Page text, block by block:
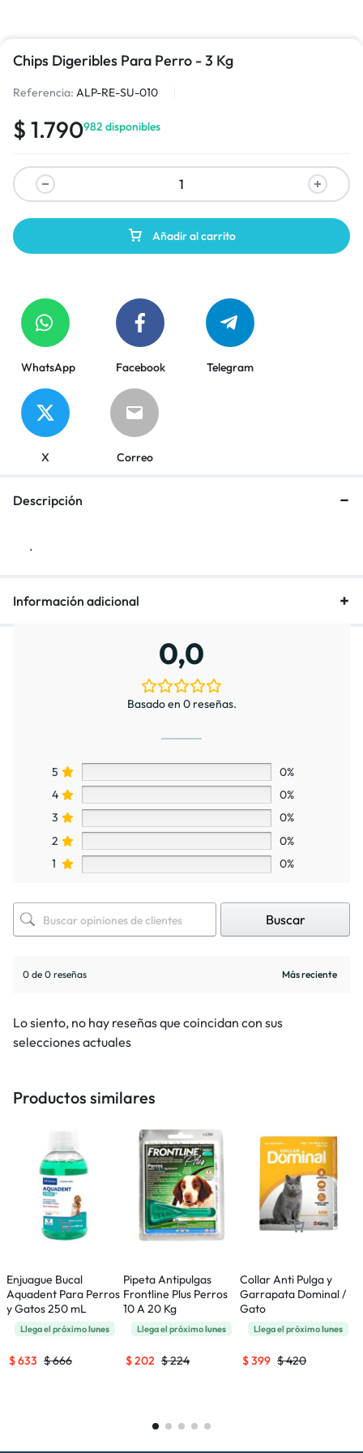
Chips Digeribles Para Perro - 3 Kg
Referencia: ALP-RE-SU-010
$ 1.790982 disponibles
Añadir al carrito
WhatsApp Facebook Telegram
X Correo
Descripción
.
Información adicional
0,0
Basado en 0 reseñas.
5
0%
4
0%
3
0%
2
0%
1
0%
Buscar
0 de 0 reseñas
Lo siento, no hay reseñas que coincidan con sus
selecciones actuales
Productos similares
Enjuague Bucal
Aquadent Para Perros
y Gatos 250 mL
Llega el próximolunes
$666
$633
Pipeta Antipulgas
Frontline Plus Perros
10 A 20 Kg
Llega el próximolunes
$224
$202
Collar Anti Pulga y
Garrapata Dominal /
Gato
Llega el próximolunes
$420
$399